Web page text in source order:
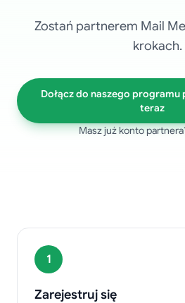
Zostań partnerem Mail
krokach.
Dołącz do naszego
teraz
Masz już konto
Jak to działa
1
Zarejestruj się